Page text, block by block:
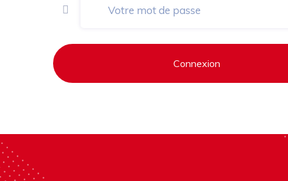
Connexion